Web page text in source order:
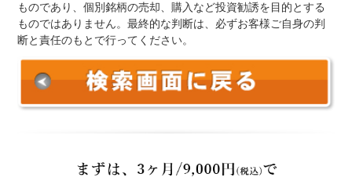
ものであり、個別銘柄の売却、購入など投資勧誘を目的とする
ものではありません。最終的な判断は、必ずお客様ご自身の判
断と責任のもとで行ってください。